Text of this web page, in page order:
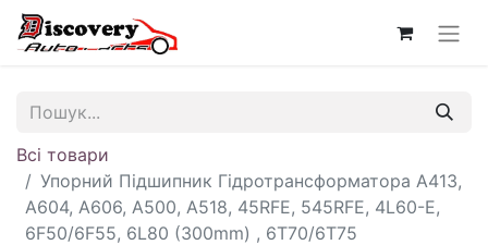
Всі товари
Упорний Підшипник Гідротрансформатора A413,
A604, A606, A500, A518, 45RFE, 545RFE, 4L60-E,
6F50/6F55, 6L80 (300mm) , 6T70/6T75